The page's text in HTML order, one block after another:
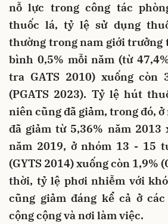
nỗ lực trong công tác
thuốc lá, tỷ lệ sử dụng
thường trong nam giới
bình 0,5% mỗi năm (từ
tra GATS 2010) xuống còn
(PGATS 2023). Tỷ lệ hút
niên cũng đã giảm, trong đó,
đã giảm từ 5,36% năm 2013
năm 2019, ở nhóm 13 - 15
(GYTS 2014) xuống còn 1,9%
thời, tỷ lệ phơi nhiễm với
cũng giảm đáng kể cả ở
cộng cộng và nơi làm việc.